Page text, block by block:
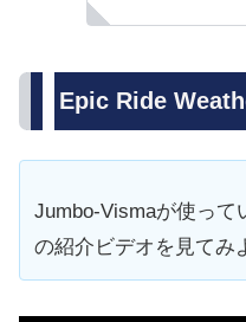
Epic Ride
Jumbo-Vismaが使って
の紹介ビデオを見てみ